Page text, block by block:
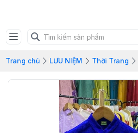
Trang chủ LƯU NIỆM Thời Trang